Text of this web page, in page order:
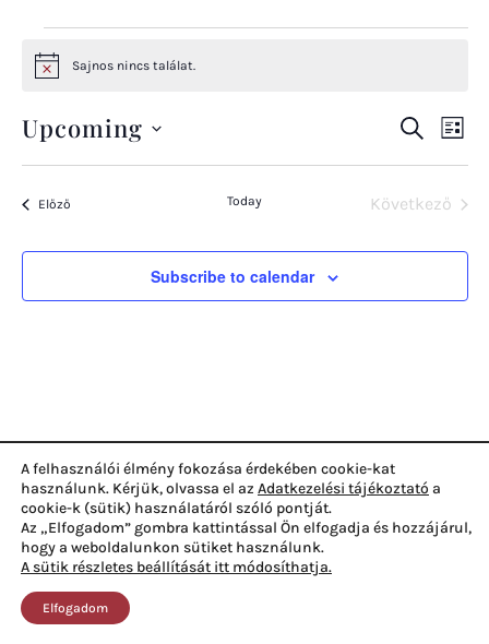
Események
Notice Sajnos nincs találat.
Keresett
kifejezés
List
Upcoming
ElőzőEsemények Today
Következő
Subscribe to calendar
Adatvédelem
Általános Szerződési Feltételek
Jogi Nyilatkozat
Impresszum Blog
Naptár
Kapcsolat
A felhasználói élmény fokozása érdekében cookie-kat
használunk. Kérjük, olvassa el az Adatkezelési tájékoztató a
cookie-k (sütik) használatáról szóló pontját.
Az „Elfogadom” gombra kattintással Ön elfogadja és hozzájárul,
hogy a weboldalunkon sütiket használunk.
A sütik részletes beállítását itt módosíthatja.
Elfogadom